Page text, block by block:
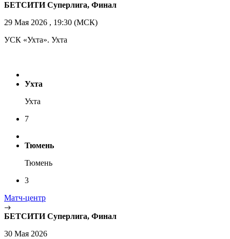
БЕТСИТИ Суперлига, Финал
29 Мая 2026 , 19:30 (МСК)
УСК «Ухта». Ухта
Ухта
Ухта
7
Тюмень
Тюмень
3
Матч-центр
БЕТСИТИ Суперлига, Финал
30 Мая 2026